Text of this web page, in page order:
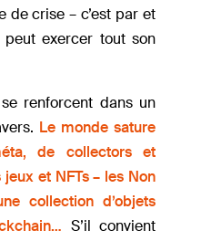
de crise – c’est par et
exercer tout son
renforcent dans un
Le monde sature
de collectors et
et NFTs – les Non
collection d’objets
S’il convient